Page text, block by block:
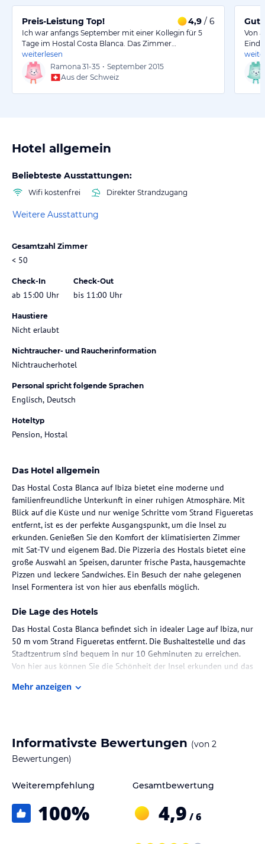
Preis-Leistung Top! 4,9 / 6
Ich war anfangs September mit einer Kollegin für 5
Tage im Hostal Costa Blanca. Das Zimmer…
weiterlesen
Ramona 31-35 • September 2015
Aus der Schweiz
Von
Hotel allgemein
Beliebteste Ausstattungen:
Wifi kostenfrei Direkter Strandzugang
Weitere Ausstattung
Gesamtzahl Zimmer
< 50
Check-In
ab 15:00 Uhr
Check-Out
bis 11:00 Uhr
Haustiere
Nicht erlaubt
Nichtraucher- und Raucherinformation
Nichtraucherhotel
Personal spricht folgende Sprachen
Englisch, Deutsch
Hoteltyp
Pension, Hostal
Das Hotel allgemein
Das Hostal Costa Blanca auf Ibiza bietet eine moderne und
familienfreundliche Unterkunft in einer ruhigen Atmosphäre. Mit
Blick auf die Küste und nur wenige Schritte vom Strand Figueretas
entfernt, ist es der perfekte Ausgangspunkt, um die Insel zu
erkunden. Genießen Sie den Komfort der klimatisierten Zimmer
mit Sat-TV und eigenem Bad. Die Pizzeria des Hostals bietet eine
große Auswahl an Speisen, darunter frische Pasta, hausgemachte
Pizzen und leckere Sandwiches. Ein Besuch der nahe gelegenen
Insel Formentera ist von hier aus ebenfalls möglich.
Die Lage des Hotels
Das Hostal Costa Blanca befindet sich in idealer Lage auf Ibiza, nur
50 m vom Strand Figueretas entfernt. Die Bushaltestelle und das
Stadtzentrum sind bequem in nur 10 Gehminuten zu erreichen.
Von hier aus können Sie die Schönheit der Insel erkunden und das
Sat-TV und ein eigenes Bad mit Haartrockner und kostenlosen
Pflegeprodukten. Die Zimmer werden täglich gereinigt und die
so angenehm wie möglich zu gestalten.
Gastronomie im Hotel
Das Hostal Costa Blanca verfügt über eine Pizzeria, in der Ihnen
Mehr anzeigen
Informativste Bewertungen (von 2
Bewertungen)
Weiterempfehlung
100%
Gesamtbewertung
4,9 / 6